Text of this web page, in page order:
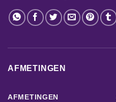
AFMETINGEN
AFMETINGEN